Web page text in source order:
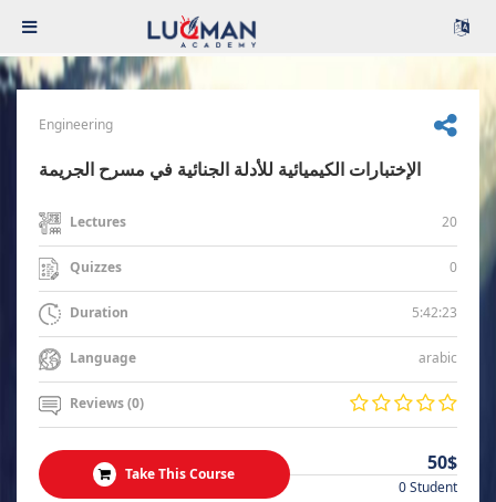
Engineering
الإختبارات الكيميائية للأدلة الجنائية في مسرح الجريمة
Lectures 20
Quizzes 0
Duration 5:42:23
Language arabic
Reviews (0)
Take This Course 50$
0 Student